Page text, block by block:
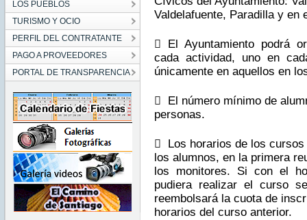
LOS PUEBLOS
TURISMO Y OCIO
PERFIL DEL CONTRATANTE
PAGO A PROVEEDORES
PORTAL DE TRANSPARENCIA
Valdelafuente, Paradilla y en
 El Ayuntamiento podrá
cada actividad, uno en
únicamente en aquellos en
 El número mínimo de
personas.
 Los horarios de los
los alumnos, en la primera
los monitores. Si con el
pudiera realizar el curso
reembolsará la cuota de
horarios del curso anterior.